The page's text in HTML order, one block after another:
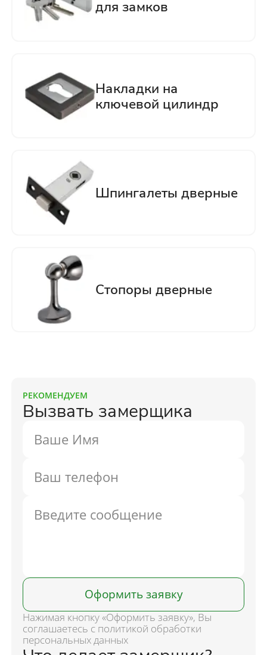
РЕКОМЕНДУЕМ
Вызвать замерщика
Оформить заявку
Нажимая кнопку «Оформить заявку», Вы
соглашаетесь с политикой обработки
персональных данных